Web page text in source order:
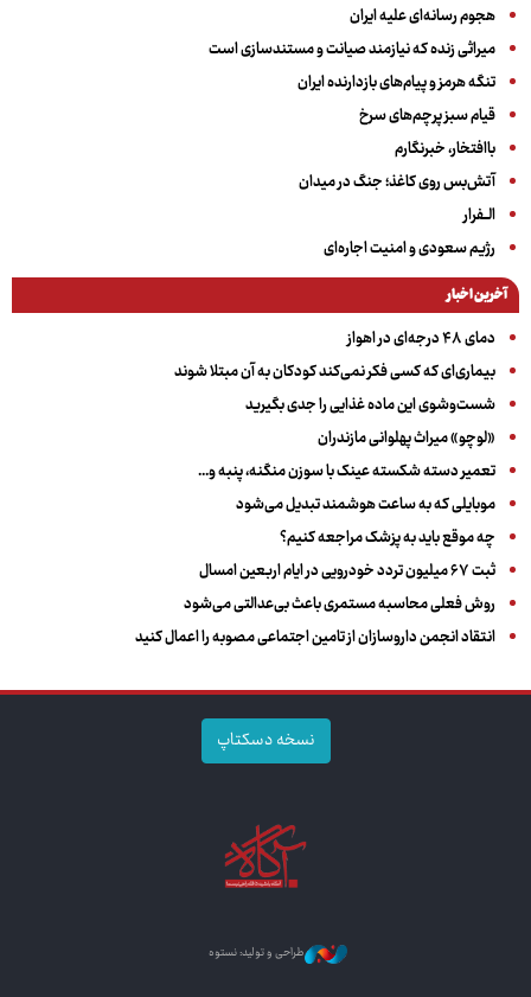
هجوم رسانه‌ای علیه ایران
میراثی زنده که نیازمند صیانت و مستندسازی است
تنگه هرمز و پیام‌های بازدارنده ایران
قیام سبز پرچم‌های سرخ
باافتخار، خبرنگارم
آتش‌بس روی کاغذ؛ جنگ در میدان
الــفرار
رژیم سعودی و امنیت اجاره‌ای
آخرین اخبار
دمای ۴۸ درجه‌ای در اهواز
بیماری‌ای که کسی فکر نمی‌کند کودکان به آن مبتلا شوند
شست‌وشوی این ماده غذایی را جدی بگیرید
«لوچو» میراث پهلوانی مازندران
تعمیر دسته شکسته عینک با سوزن منگنه، پنبه و...
موبایلی که به ساعت هوشمند تبدیل می‌شود
چه موقع باید به پزشک مراجعه کنیم؟
ثبت ۶۷ میلیون تردد خودرویی در ایام اربعین امسال
روش فعلی محاسبه مستمری باعث بی‌عدالتی می‌شود
انتقاد انجمن داروسازان از تامین اجتماعی مصوبه را اعمال کنید
نسخه دسکتاپ
طراحی و تولید: نستوه